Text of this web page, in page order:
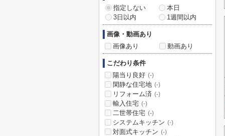
指定しない
本日
3日以内
1週間以内
画像・動画あり
画像あり
動画あり
こだわり条件
陽当り良好 (-)
閑静な住宅地 (-)
リフォーム済 (-)
輸入住宅 (-)
二世帯住宅 (-)
システムキッチン (-)
対面式キッチン (-)